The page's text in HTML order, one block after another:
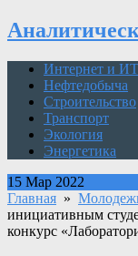
Интернет и ИТ
Нефтедобыча
Строительство
Транспорт
Экология
Энергетика
15 Мар 2022
Главная »
инициативным
конкурс